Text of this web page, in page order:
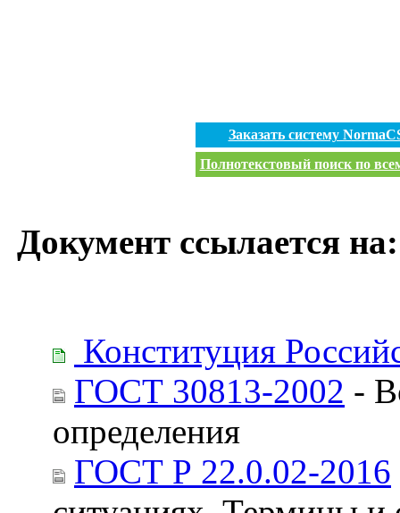
Заказать систему
Полнотекстовый поиск по
Документ ссылается на:
Конституция
ГОСТ 30813-2002 -
определения
ГОСТ Р 22.0.02-2016